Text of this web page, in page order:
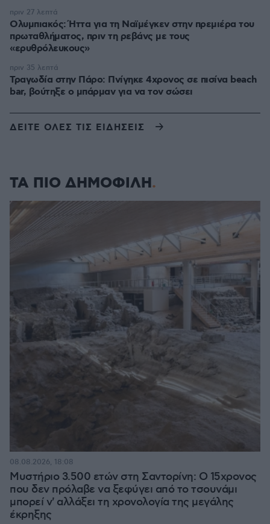
Ολυμπιακός: Ήττα για τη Ναϊμέγκεν στην πρεμιέρα του
πρωταθλήματος, πριν τη ρεβάνς με τους
«ερυθρόλευκους»
πριν 27 λεπτά
Τραγωδία στην Πάρο: Πνίγηκε 4χρονος σε πισίνα beach
bar, βούτηξε ο μπάρμαν για να τον σώσει
πριν 35 λεπτά
ΔΕΙΤΕ ΟΛΕΣ ΤΙΣ ΕΙΔΗΣΕΙΣ
ΤΑ ΠΙΟ ΔΗΜΟΦΙΛΗ
Μυστήριο 3.500 ετών στη Σαντορίνη: Ο 15χρονος
που δεν πρόλαβε να ξεφύγει από το τσουνάμι
μπορεί ν' αλλάξει τη χρονολογία της μεγάλης
έκρηξης
08.08.2026, 18:08